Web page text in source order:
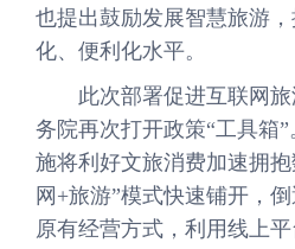
也提出鼓励发展智慧旅游
化、便利化水平。
此次部署促进互联网旅
务院再次打开政策“工具箱
施将利好文旅消费加速拥
网+旅游”模式快速铺开，
原有经营方式，利用线上